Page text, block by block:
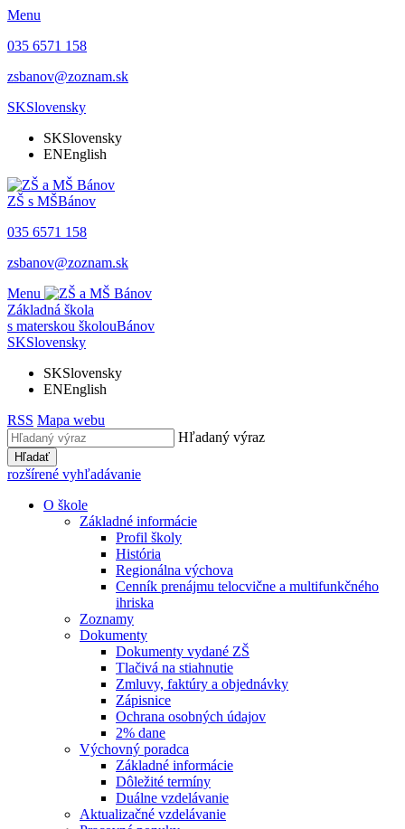
Menu
035 6571 158
zsbanov@zoznam.sk
SKSlovensky
SKSlovensky
ENEnglish
ZŠ s MŠBánov
035 6571 158
zsbanov@zoznam.sk
Menu
Základná škola
s materskou školouBánov
SKSlovensky
SKSlovensky
ENEnglish
RSS Mapa webu
Hľadaný výraz
Hľadať
rozšírené vyhľadávanie
O škole
Základné informácie
Profil školy
História
Regionálna výchova
Cenník prenájmu telocvične a multifunkčného
ihriska
Zoznamy
Dokumenty
Dokumenty vydané ZŠ
Tlačivá na stiahnutie
Zmluvy, faktúry a objednávky
Zápisnice
Ochrana osobných údajov
2% dane
Výchovný poradca
Základné informácie
Dôležité termíny
Duálne vzdelávanie
Aktualizačné vzdelávanie